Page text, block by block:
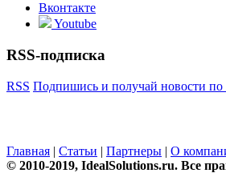
Вконтакте
Youtube
RSS-подписка
RSS Подпишись и получай новости по
Главная | Статьи | Партнеры | О
© 2010-2019, IdealSolutions.ru. Все